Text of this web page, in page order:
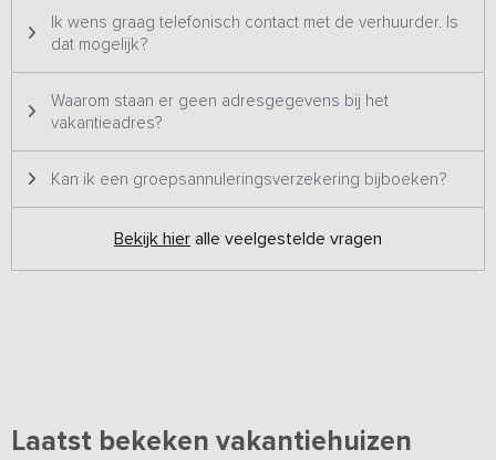
Ik wens graag telefonisch contact met de verhuurder. Is
dat mogelijk?
Waarom staan er geen adresgegevens bij het
vakantieadres?
Kan ik een groepsannuleringsverzekering bijboeken?
Bekijk hier alle veelgestelde vragen
Laatst bekeken vakantiehuizen